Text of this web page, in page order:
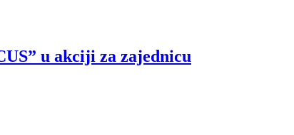
u akciji za zajednicu